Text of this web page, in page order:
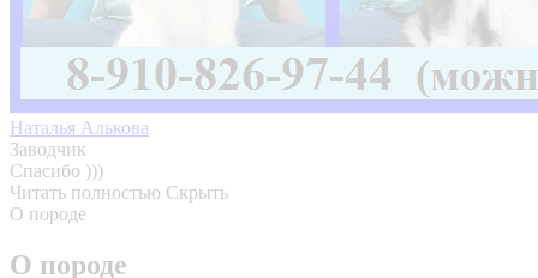
Наталья Алькова
Заводчик
Спасибо )))
Читать полностью Скрыть
О породе
О породе